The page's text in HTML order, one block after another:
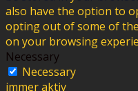
also have the option to
opting out of some of
on your browsing
Necessary
Necessary
immer aktiv